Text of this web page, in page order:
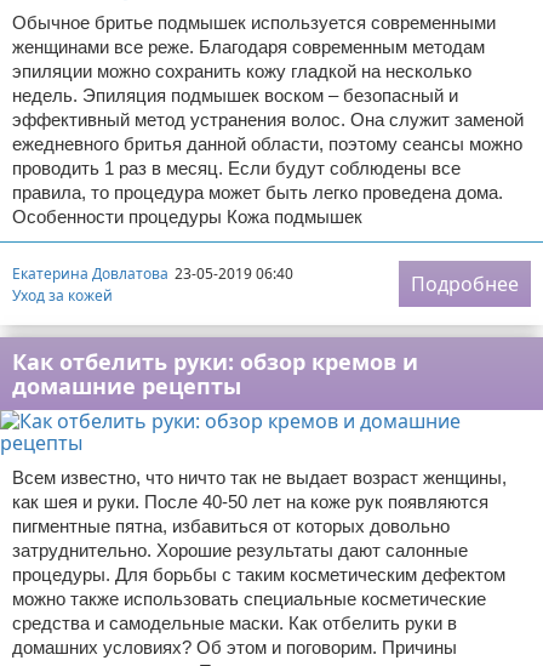
Обычное бритье подмышек используется современными
женщинами все реже. Благодаря современным методам
эпиляции можно сохранить кожу гладкой на несколько
недель. Эпиляция подмышек воском – безопасный и
эффективный метод устранения волос. Она служит заменой
ежедневного бритья данной области, поэтому сеансы можно
проводить 1 раз в месяц. Если будут соблюдены все
правила, то процедура может быть легко проведена дома.
Особенности процедуры Кожа подмышек
Екатерина Довлатова 23-05-2019 06:40
Уход за кожей
Подробнее
Как отбелить руки: обзор кремов и
домашние рецепты
Всем известно, что ничто так не выдает возраст женщины,
как шея и руки. После 40-50 лет на коже рук появляются
пигментные пятна, избавиться от которых довольно
затруднительно. Хорошие результаты дают салонные
процедуры. Для борьбы с таким косметическим дефектом
можно также использовать специальные косметические
средства и самодельные маски. Как отбелить руки в
домашних условиях? Об этом и поговорим. Причины